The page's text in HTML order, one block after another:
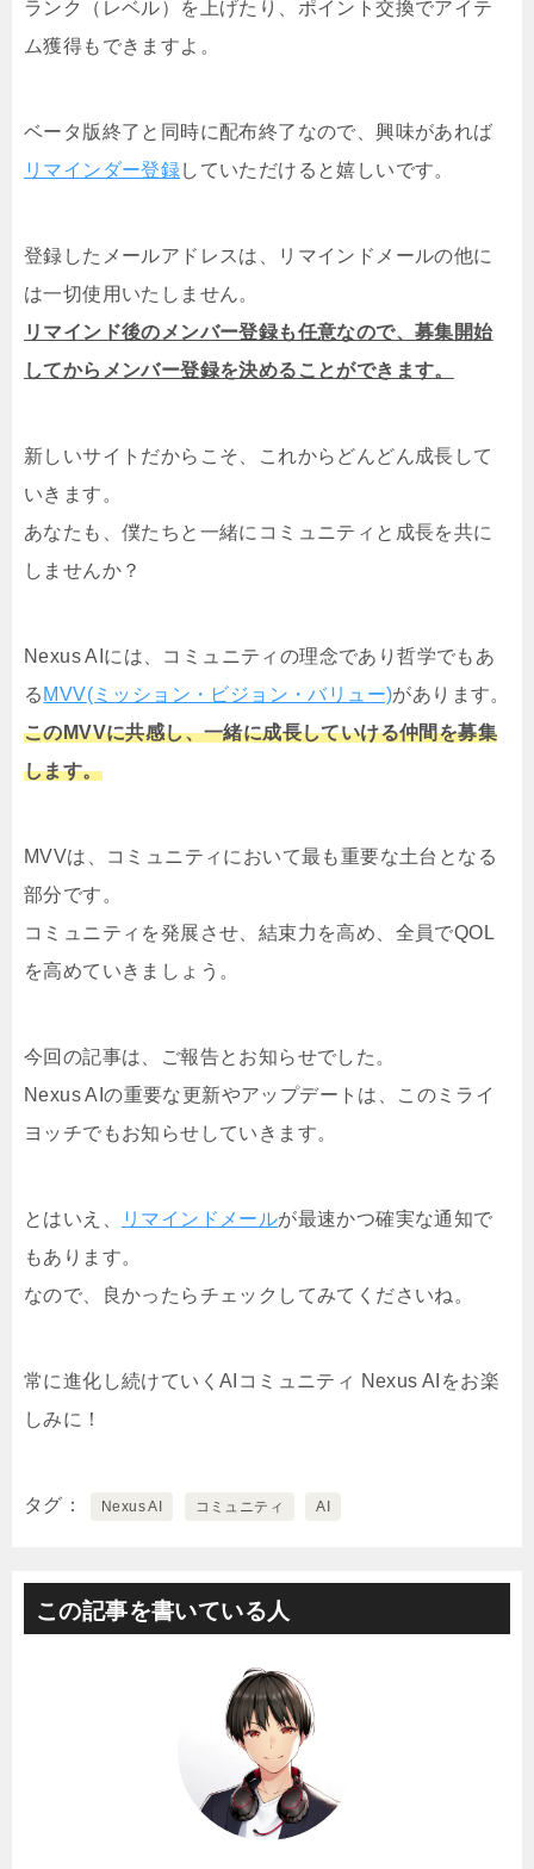
ランク（レベル）を上げたり、ポイント交換でアイテ
ム獲得もできますよ。
ベータ版終了と同時に配布終了なので、興味があれば
リマインダー登録していただけると嬉しいです。
登録したメールアドレスは、リマインドメールの他に
は一切使用いたしません。
リマインド後のメンバー登録も任意なので、募集開始
してからメンバー登録を決めることができます。
新しいサイトだからこそ、これからどんどん成長して
いきます。
あなたも、僕たちと一緒にコミュニティと成長を共に
しませんか？
Nexus AIには、コミュニティの理念であり哲学でもあ
る MVV(ミッション・ビジョン・バリュー)があります。
このMVVに共感し、一緒に成長していける仲間を募集
します。
MVVは、コミュニティにおいて最も重要な土台となる
部分です。
コミュニティを発展させ、結束力を高め、全員でQOL
を高めていきましょう。
今回の記事は、ご報告とお知らせでした。
Nexus AIの重要な更新やアップデートは、このミライ
ヨッチでもお知らせしていきます。
とはいえ、 リマインドメールが最速かつ確実な通知で
もあります。
なので、良かったらチェックしてみてくださいね。
常に進化し続けていくAIコミュニティ Nexus AIをお楽
しみに！
タグ Nexus AI コミュニティ AI
この記事を書いている人